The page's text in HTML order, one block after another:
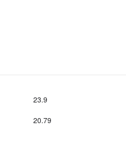
23.9
20.79